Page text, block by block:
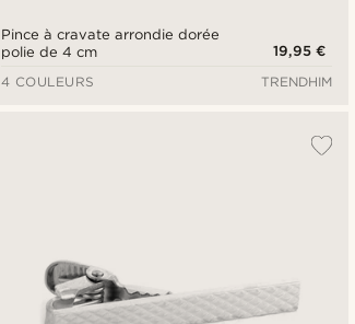
Pince à cravate arrondie dorée
polie de 4 cm
19,95 €
4 COULEURS
TRENDHIM